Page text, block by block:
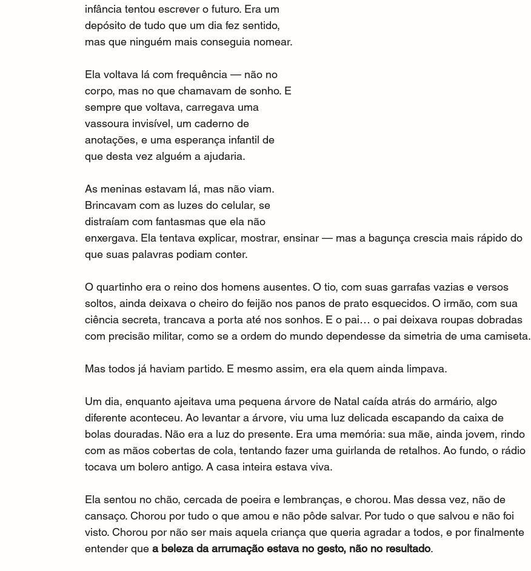
infância tentou escrever o futuro. Era um
depósito de tudo que um dia fez sentido,
mas que ninguém mais conseguia nomear.
Ela voltava lá com frequência — não no
corpo, mas no que chamavam de sonho. E
sempre que voltava, carregava uma
vassoura invisível, um caderno de
anotações, e uma esperança infantil de
que desta vez alguém a ajudaria.
As meninas estavam lá, mas não viam.
Brincavam com as luzes do celular, se
distraíam com fantasmas que ela não
enxergava. Ela tentava explicar, mostrar, ensinar — mas a bagunça crescia mais rápido do
que suas palavras podiam conter.
O quartinho era o reino dos homens ausentes. O tio, com suas garrafas vazias e versos
soltos, ainda deixava o cheiro do feijão nos panos de prato esquecidos. O irmão, com sua
ciência secreta, trancava a porta até nos sonhos. E o pai… o pai deixava roupas dobradas
com precisão militar, como se a ordem do mundo dependesse da simetria de uma camiseta.
Mas todos já haviam partido. E mesmo assim, era ela quem ainda limpava.
Um dia, enquanto ajeitava uma pequena árvore de Natal caída atrás do armário, algo
diferente aconteceu. Ao levantar a árvore, viu uma luz delicada escapando da caixa de
bolas douradas. Não era a luz do presente. Era uma memória: sua mãe, ainda jovem, rindo
com as mãos cobertas de cola, tentando fazer uma guirlanda de retalhos. Ao fundo, o rádio
tocava um bolero antigo. A casa inteira estava viva.
Ela sentou no chão, cercada de poeira e lembranças, e chorou. Mas dessa vez, não de
cansaço. Chorou por tudo o que amou e não pôde salvar. Por tudo o que salvou e não foi
visto. Chorou por não ser mais aquela criança que queria agradar a todos, e por finalmente
entender que a beleza da arrumação estava no gesto, não no resultado.